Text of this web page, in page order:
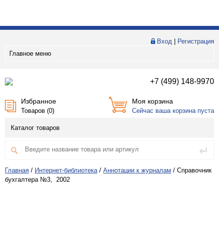
Вход
Регистрация
Главное меню
+7 (499) 148-9970
Избранное
Товаров (0)
Моя корзина
Сейчас ваша корзина пуста
Каталог товаров
Главная / Интернет-библиотека / Аннотации к журналам / Справочник
бухгалтера №3, 2002